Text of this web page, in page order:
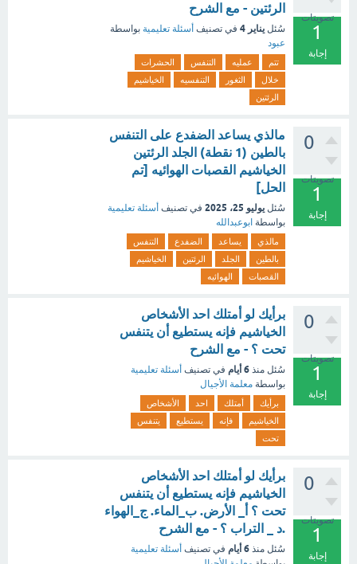
تصويتات
1
إجابة
الرئتين - مع الشرح
سُئل يناير 4 في تصنيف أسئلة تعليمية بواسطة
عبود
تتم عمليه التنفس
الحشرات
خلال
الثغور التنفسيه
الخياشيم
الرئتين
0
تصويتات
1
إجابة
مالذي يساعد الضفدع على التنفس
بالطين (1 نقطة) الجلد الرئتين
الخياشيم القصبات الهوائيه [تم
الحل]
سُئل يوليو 25، 2025 في تصنيف أسئلة تعليمية
بواسطة ابوعبدالله
مالذي يساعد الضفدع
التنفس
بالطين
الجلد الرئتين
الخياشيم
القصبات
الهوائيه
0
تصويتات
1
إجابة
برأيك لو أمتلك احد الأشخاص
الخياشيم فإنه يستطيع أن يتنفس
تحت ؟ - مع الشرح
سُئل منذ 6 أيام في تصنيف أسئلة تعليمية
بواسطة معلمة الأجيال
برأيك أمتلك احد
الأشخاص
الخياشيم
فإنه يستطيع
يتنفس
تحت
0
تصويتات
1
إجابة
برأيك لو أمتلك احد الأشخاص
الخياشيم فإنه يستطيع أن يتنفس
تحت ؟ أ_ الأرض. ب_الماء. ج_الهواء
.د _ التراب ؟ - مع الشرح
سُئل منذ 6 أيام في تصنيف أسئلة تعليمية